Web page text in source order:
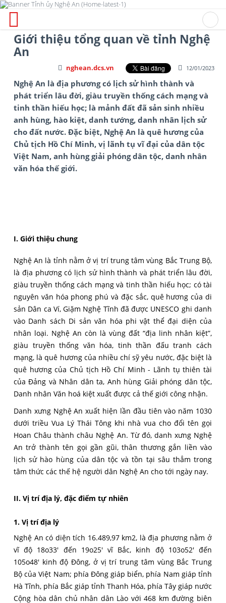
Giới thiệu tổng quan về tỉnh Nghệ
An
12/01/2023
nghean.dcs.vn
Nghệ An là địa phương có lịch sử hình thành và
phát triển lâu đời, giàu truyền thống cách mạng và
tinh thần hiếu học; là mảnh đất đã sản sinh nhiều
anh hùng, hào kiệt, danh tướng, danh nhân lịch sử
cho đất nước. Đặc biệt, Nghệ An là quê hương của
Chủ tịch Hồ Chí Minh, vị lãnh tụ vĩ đại của dân tộc
Việt Nam, anh hùng giải phóng dân tộc, danh nhân
văn hóa thế giới.
I. Giới thiệu chung
Nghệ An là tỉnh nằm ở vị trí trung tâm vùng Bắc Trung Bộ,
là địa phương có lịch sử hình thành và phát triển lâu đời,
giàu truyền thống cách mạng và tinh thần hiếu học; có tài
nguyên văn hóa phong phú và đặc sắc, quê hương của di
sản Dân ca Ví, Giặm Nghệ Tĩnh đã được UNESCO ghi danh
vào Danh sách Di sản văn hóa phi vật thể đại diện của
nhân loại. Nghệ An còn là vùng đất “địa linh nhân kiệt”,
giàu truyền thống văn hóa, tinh thần đấu tranh cách
mạng, là quê hương của nhiều chí sỹ yêu nước, đặc biệt là
quê hương của Chủ tịch Hồ Chí Minh - Lãnh tụ thiên tài
của Đảng và Nhân dân ta, Anh hùng Giải phóng dân tộc,
Danh nhân Văn hoá kiệt xuất được cả thế giới công nhận.
Danh xưng Nghệ An xuất hiện lần đầu tiên vào năm 1030
dưới triều Vua Lý Thái Tông khi nhà vua cho đổi tên gọi
Hoan Châu thành châu Nghệ An. Từ đó, danh xưng Nghệ
An trở thành tên gọi gần gũi, thân thương gắn liền vào
lịch sử hào hùng của dân tộc và tồn tại sâu thẳm trong
tâm thức các thế hệ người dân Nghệ An cho tới ngày nay.
II. Vị trí địa lý, đặc điểm tự nhiên
1. Vị trí địa lý
Nghệ An có diện tích 16.489,97 km2, là địa phương nằm ở
vĩ độ 18o33' đến 19o25' vĩ Bắc, kinh độ 103o52' đến
105o48' kinh độ Đông, ở vị trí trung tâm vùng Bắc Trung
Bộ của Việt Nam; phía Đông giáp biển, phía Nam giáp tỉnh
Hà Tĩnh, phía Bắc giáp tỉnh Thanh Hóa, phía Tây giáp nước
Cộng hòa dân chủ nhân dân Lào với 468 km đường biên